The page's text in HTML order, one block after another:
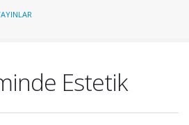
Estetik